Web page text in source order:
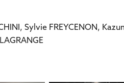
Sylvie FREYCENON,
AGRANGE